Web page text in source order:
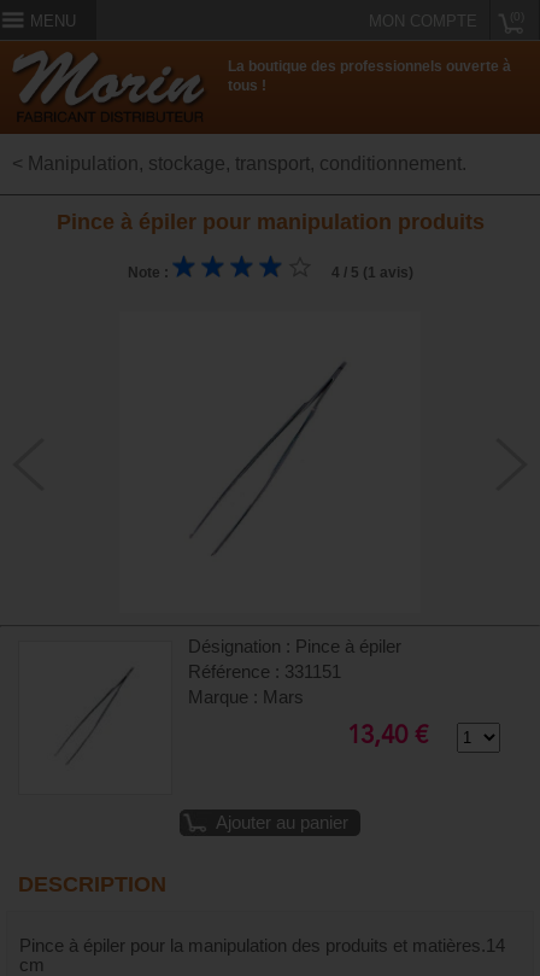
MENU MON COMPTE
La boutique des professionnels ouverte à
tous !
< Manipulation, stockage, transport, conditionnement.
Pince à épiler pour manipulation produits
Note : 4 / 5 (1 avis)
Désignation : Pince à épiler
Référence : 331151
Marque : Mars
13,40 €
Ajouter au panier
DESCRIPTION
Pince à épiler pour la manipulation des produits et matières.14
cm